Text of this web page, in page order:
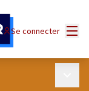
Se connecter